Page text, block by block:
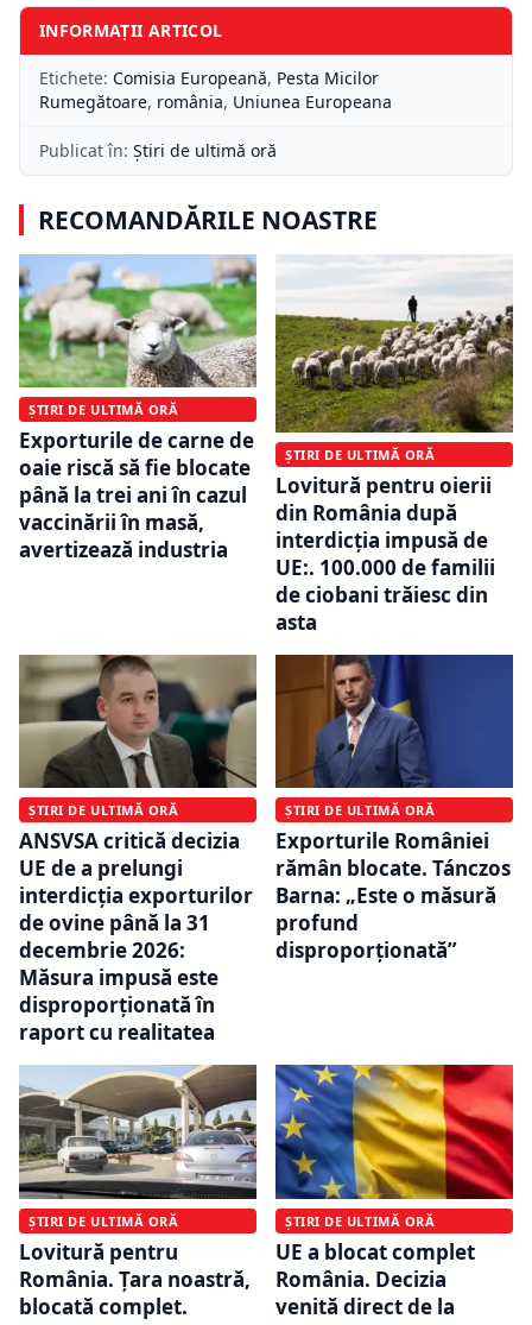
INFORMAȚII ARTICOL
Etichete: Comisia Europeană, Pesta Micilor
Rumegătoare, românia, Uniunea Europeana
Publicat în: Știri de ultimă oră
RECOMANDĂRILE NOASTRE
ȘTIRI DE ULTIMĂ ORĂ
Exporturile de carne de
oaie riscă să fie blocate
până la trei ani în cazul
vaccinării în masă,
avertizează industria
ȘTIRI DE ULTIMĂ ORĂ
Lovitură pentru oierii
din România după
interdicția impusă de
UE:. 100.000 de familii
de ciobani trăiesc din
asta
ȘTIRI DE ULTIMĂ ORĂ
ANSVSA critică decizia
UE de a prelungi
interdicția exporturilor
de ovine până la 31
decembrie 2026:
Măsura impusă este
disproporţionată în
raport cu realitatea
ȘTIRI DE ULTIMĂ ORĂ
Exporturile României
rămân blocate. Tánczos
Barna: „Este o măsură
profund
disproporționată”
ȘTIRI DE ULTIMĂ ORĂ
Lovitură pentru
România. Țara noastră,
blocată complet.
ȘTIRI DE ULTIMĂ ORĂ
UE a blocat complet
România. Decizia
venită direct de la